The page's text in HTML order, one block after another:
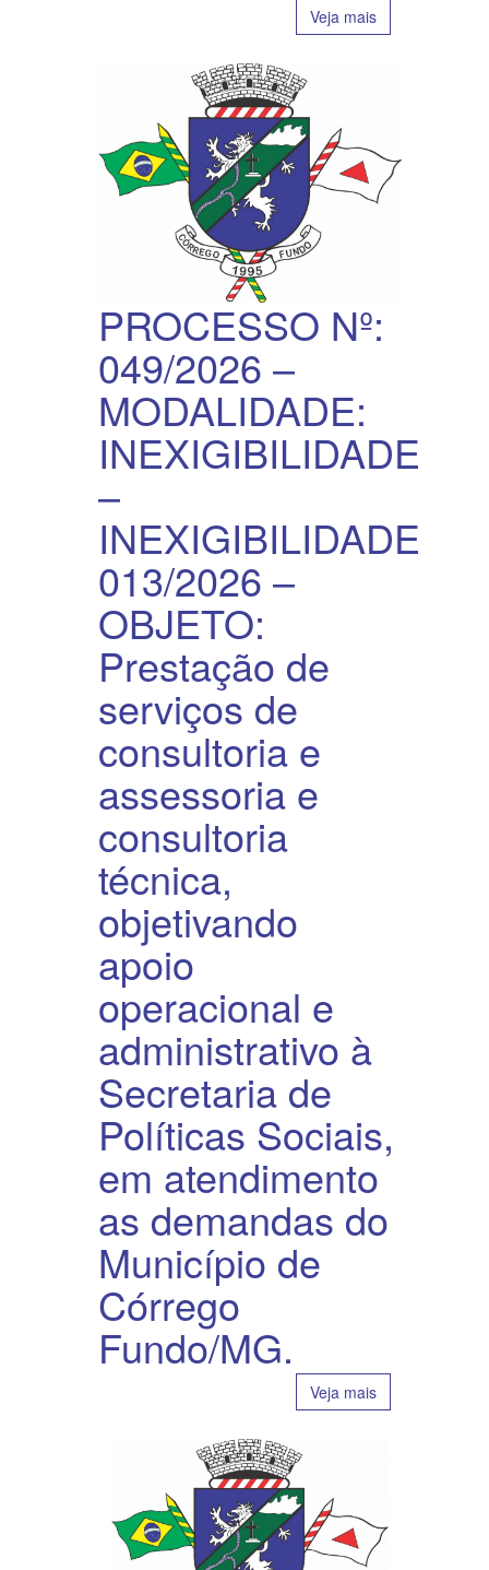
Veja mais
PROCESSO Nº:
049/2026 –
MODALIDADE:
INEXIGIBILIDADE
–
INEXIGIBILIDADE:
013/2026 –
OBJETO:
Prestação de
serviços de
consultoria e
assessoria e
consultoria
técnica,
objetivando
apoio
operacional e
administrativo à
Secretaria de
Políticas Sociais,
em atendimento
as demandas do
Município de
Córrego
Fundo/MG.
Veja mais